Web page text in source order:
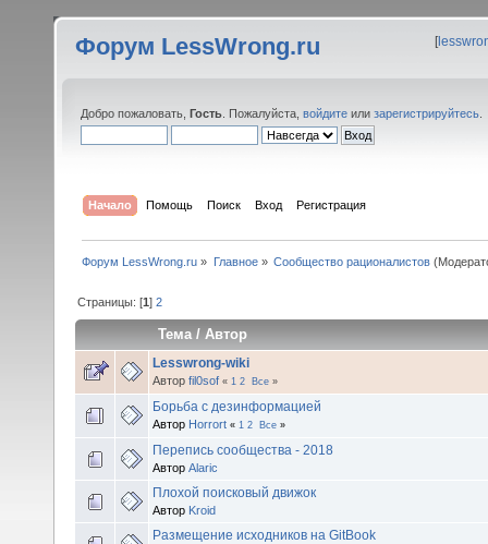
Форум LessWrong.ru [
Добро пожаловать, Гость . Пожалуйста, войдите или зарегистрируйтесь
Начало Помощь Поиск Вход Регистрация
Форум LessWrong.ru » Главное» Сообщество рационалистов
Страницы: [1]2
Тема /Автор
Lesswrong-wiki
Автор fil0sof « 1 2 Все »
Борьба с дезинформацией
Автор Horrort « 1 2 Все »
Перепись сообщества - 2018
Автор Alaric
Плохой поисковый движок
Автор Kroid
Размещение исходников на GitBook